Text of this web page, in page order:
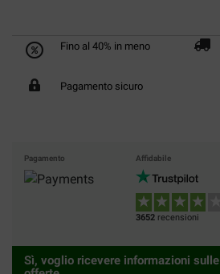
Fino al 40% in meno
Pagamento sicuro
Pagamento Affidabile
3652 recensioni
Sì, voglio ricevere informazioni sulle